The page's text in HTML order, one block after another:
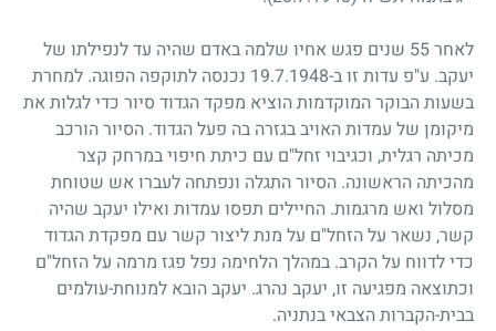
לאחר 55 שנים פגש אחיו שלמה באדם שהיה עד לנפילתו של
יעקב. ע"פ עדות זו ב-19.7.1948 נכנסה לתוקפה הפוגה. למחרת
בשעות הבוקר המוקדמות הוציא מפקד הגדוד סיור כדי לגלות את
מיקומן של עמדות האויב בגזרה בה פעל הגדוד. הסיור הורכב
מכיתה רגלית, וכגיבוי זחל"ם עם כיתת חיפוי במרחק קצר
מהכיתה הראשונה. הסיור התגלה ונפתחה לעברו אש שטוחת
מסלול ואש מרגמות. החיילים תפסו עמדות ואילו יעקב שהיה
קשר, נשאר על הזחל"ם על מנת ליצור קשר עם מפקדת הגדוד
כדי לדווח על הקרב. במהלך הלחימה נפל פגז מרמה על הזחל"ם
וכתוצאה מפגיעה זו, יעקב נהרג. יעקב הובא למנוחת-עולמים
בבית-הקברות הצבאי בנתניה.